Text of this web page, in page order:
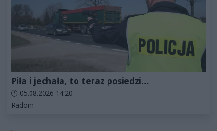
Piła i jechała, to teraz posiedzi…
Data dodania artykułu:
05.08.2026 14:20
Kategorie artykułu:
Radom